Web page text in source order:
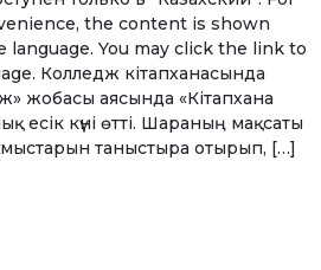
the content is shown
You may click the link to
Колледж кітапханасында
жобасы аясында «Кітапхана
есік күні өтті. Шараның мақсаты
таныстыра отырып, […]